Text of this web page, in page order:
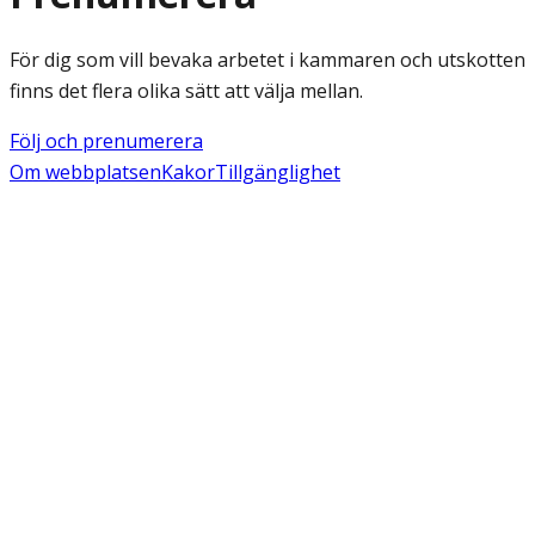
För dig som vill bevaka arbetet i kammaren och utskotten
finns det flera olika sätt att välja mellan.
Följ och prenumerera
Om webbplatsenKakorTillgänglighet